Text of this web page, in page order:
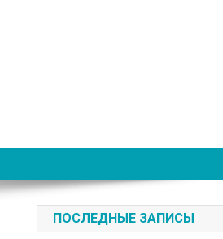
ПОСЛЕДНЫЕ ЗАПИСЫ